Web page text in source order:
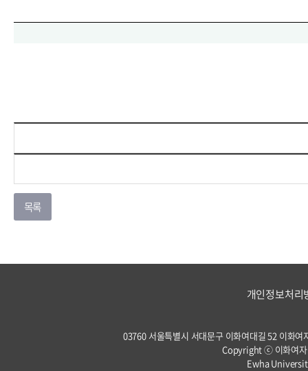
개인정보처리
03760 서울특별시 서대문구 이화여대길 52 이화
Copyright ⓒ 이화여자
Ewha